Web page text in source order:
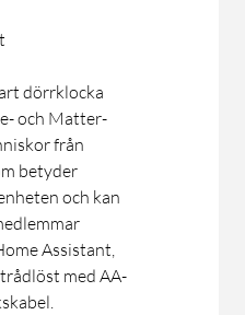
dörrklocka
och Matter-
från
betyder
och kan
Assistant,
med AA-